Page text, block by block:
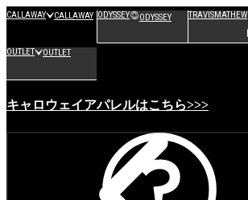
CALLAWAY CALLAWAY ODYSSEY ODYSSEY TRAVISMATHEW
OUTLET OUTLET
キャロウェイアパレルはこちら>>>